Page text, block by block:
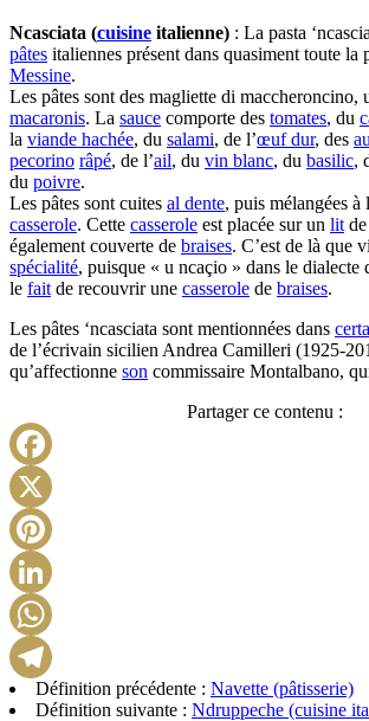
Ncasciata (cuisine italienne) : La pasta
pâtes italiennes présent dans quasiment toute la
Messine.
Les pâtes sont des magliette di maccheroncino,
macaronis. La sauce comporte des tomates, du
la viande hachée, du salami, de l’œuf dur, des
pecorino râpé, de l’ail, du vin blanc, du basilic,
du poivre.
Les pâtes sont cuites al dente, puis mélangées à
casserole. Cette casserole est placée sur un lit de
également couverte de braises. C’est de là que
spécialité, puisque « u ncaçio » dans le dialecte
le fait de recouvrir une casserole de braises.
Les pâtes ‘ncasciata sont mentionnées dans
de l’écrivain sicilien Andrea Camilleri (1925-
qu’affectionne son commissaire Montalbano,
Partager ce contenu :
Telegram
Définition précédente : Navette (pâtisserie)
Définition suivante : Ndruppeche (cuisine